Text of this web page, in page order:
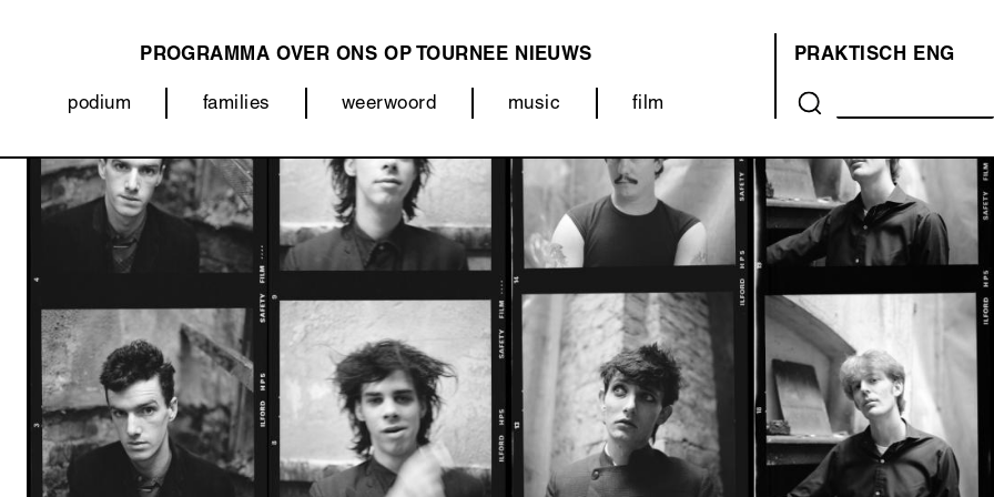
Categorieën
(menu)
podium families weerwoord music film
NAVIGATION
PROGRAMMA OVER ONS OP TOURNEE NIEUWS
OVER
ONS
(MENU)
PRAKTISCH ENG